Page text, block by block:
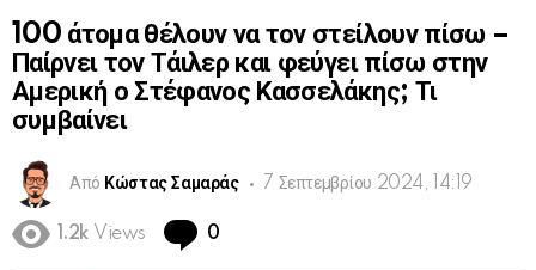
100 άτομα θέλουν να τον στείλουν πίσω –
Παίρνει τον Τάιλερ και φεύγει πίσω στην
Αμερική ο Στέφανος Κασσελάκης; Τι
συμβαίνει
Από Κώστας Σαμαράς 7 Σεπτεμβρίου 2024, 14:19
1.2k Views 0